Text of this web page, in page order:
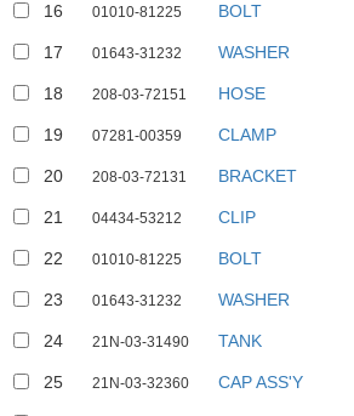
16 01010-81225 BOLT
17 01643-31232 WASHER
18 208-03-72151 HOSE
19 07281-00359 CLAMP
20 208-03-72131 BRACKET
21 04434-53212 CLIP
22 01010-81225 BOLT
23 01643-31232 WASHER
24 21N-03-31490 TANK
25 21N-03-32360 CAP ASS'Y